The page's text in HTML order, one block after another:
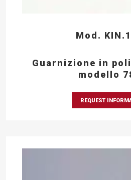
Mod.
Guarnizione in
modello
REQUEST